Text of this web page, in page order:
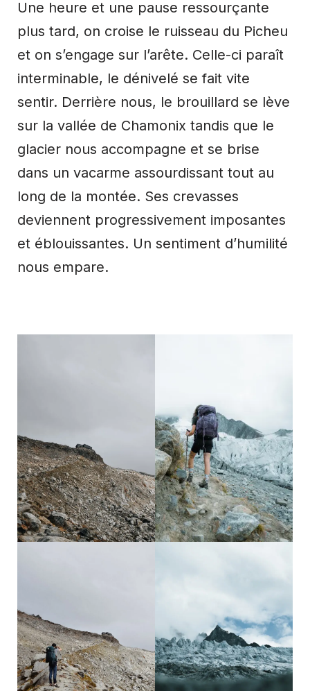
Une heure et une pause ressourçante
plus tard, on croise le ruisseau du Picheu
et on s’engage sur l’arête. Celle-ci paraît
interminable, le dénivelé se fait vite
sentir. Derrière nous, le brouillard se lève
sur la vallée de Chamonix tandis que le
glacier nous accompagne et se brise
dans un vacarme assourdissant tout au
long de la montée. Ses crevasses
deviennent progressivement imposantes
et éblouissantes. Un sentiment d’humilité
nous empare.